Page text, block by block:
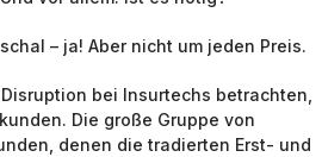
– ja! Aber nicht um jeden Preis.
bei Insurtechs betrachten,
Die große Gruppe von
denen die tradierten Erst- und